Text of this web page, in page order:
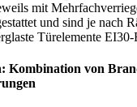
mit
und sind je nach
Türelemente
Kombination von